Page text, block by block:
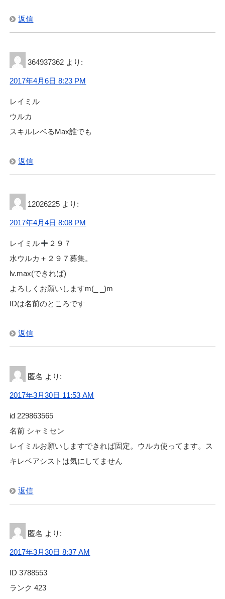
返信
364937362 より:
2017年4月6日 8:23 PM
レイミル
ウルカ
スキルレベるMax誰でも
返信
12026225 より:
2017年4月4日 8:08 PM
レイミル
２９７
水ウルカ＋２９７募集。
lv.max(できれば)
よろしくお願いしますm(_ _)m
IDは名前のところです
返信
匿名 より:
2017年3月30日 11:53 AM
id 229863565
名前 シャミセン
レイミルお願いしますできれば固定。ウルカ使ってます。ス
キレベアシストは気にしてません
返信
匿名 より:
2017年3月30日 8:37 AM
ID 3788553
ランク 423